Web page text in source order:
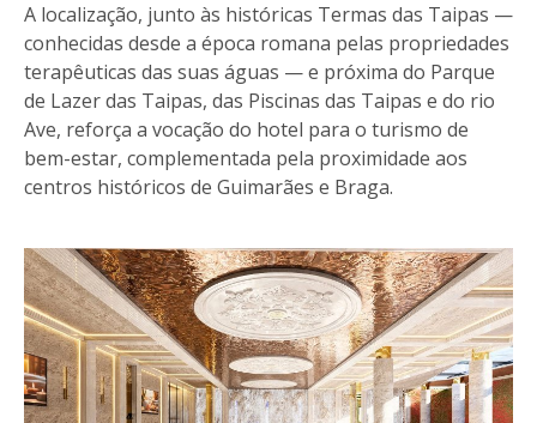
A localização, junto às históricas Termas das Taipas —
conhecidas desde a época romana pelas propriedades
terapêuticas das suas águas — e próxima do Parque
de Lazer das Taipas, das Piscinas das Taipas e do rio
Ave, reforça a vocação do hotel para o turismo de
bem-estar, complementada pela proximidade aos
centros históricos de Guimarães e Braga.